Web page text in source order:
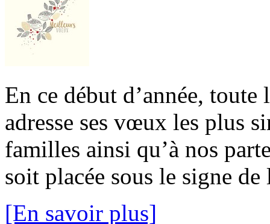
En ce début d’année, toute
adresse ses vœux les plus
familles ainsi qu’à nos
soit placée sous le signe de
[En savoir plus]